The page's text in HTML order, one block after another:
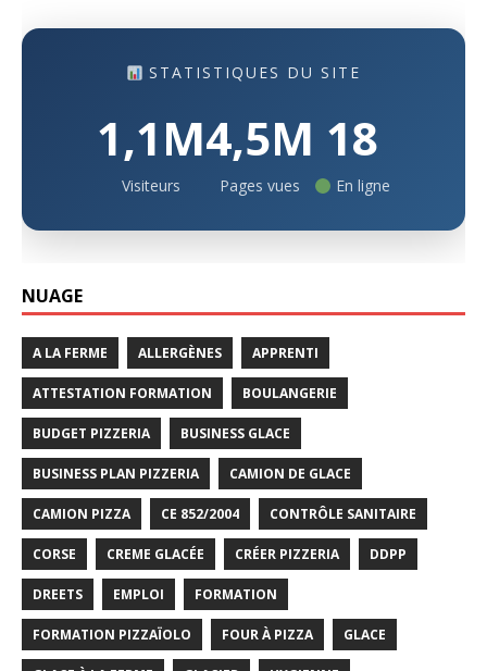
STATISTIQUES DU SITE
1,1M
Visiteurs
4,5M
Pages vues
18
En ligne
NUAGE
A LA FERME ALLERGÈNES APPRENTI
ATTESTATION FORMATION BOULANGERIE
BUDGET PIZZERIA BUSINESS GLACE
BUSINESS PLAN PIZZERIA CAMION DE GLACE
CAMION PIZZA CE 852/2004 CONTRÔLE SANITAIRE
CORSE CREME GLACÉE CRÉER PIZZERIA DDPP
DREETS EMPLOI FORMATION
FORMATION PIZZAÏOLO FOUR À PIZZA GLACE